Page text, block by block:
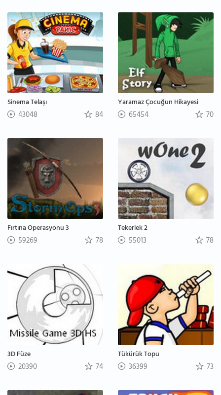
Sinema Telaşı
43048 84
Yaramaz Çocuğun Hikayesi
65454 70
Fırtına Operasyonu 3
59269 78
Tekerlek 2
55013 78
3D Füze
20390 74
Tükürük Topu
36399 73